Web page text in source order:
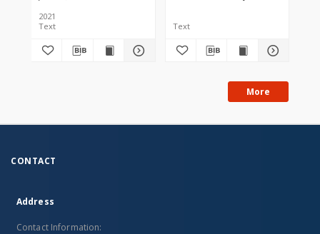
2021
Text
Text
More
CONTACT
Address
Contact Information: